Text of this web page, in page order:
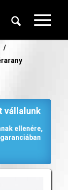
/
vállalunk
ellenére,